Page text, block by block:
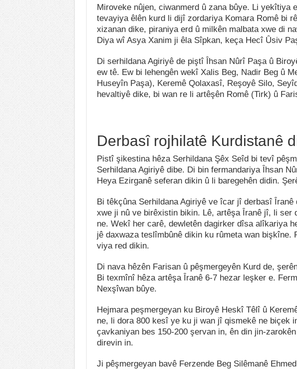
Miroveke nûjen, ciwanmerd û zana bûye. Li yekîtiya
tevayiya êlên kurd li dijî zordariya Komara Romê bi
xizanan dike, piraniya erd û milkên malbata xwe di
Diya wî Asya Xanim ji êla Sîpkan, keça Hecî Ûsiv
Di serhildana Agiriyê de piştî Îhsan Nûrî Paşa û
ew tê. Ew bi lehengên wekî Xalis Beg, Nadir Beg û
Huseyîn Paşa), Keremê Qolaxasî, Reşoyê Silo,
hevaltiyê dike, bi wan re li artêşên Romê (Tirk) û
Derbasî rojhilatê Kurdistanê
Pistî şikestina hêza Serhildana Şêx Seîd bi tevî
Serhildana Agiriyê dibe. Di bin fermandariya Îhsan
Heya Ezirganê seferan dikin û li baregehên didin.
Bi têkçûna Serhildana Agiriyê ve îcar jî derbasî
xwe ji nû ve birêxistin bikin. Lê, artêşa Îranê jî, li ser
ne. Wekî her carê, dewletên dagirker dîsa alîkariya
jê daxwaza teslîmbûnê dikin ku rûmeta wan bişkîne.
viya red dikin.
Di nava hêzên Farisan û pêşmergeyên Kurd de,
Bi texmînî hêza artêşa Îranê 6-7 hezar leşker e.
Nexşîwan bûye.
Hejmara peşmergeyan ku Biroyê Heskî Têlî û
ne, li dora 800 kesî ye ku ji wan jî qismekê ne biçek
çavkaniyan bes 150-200 şervan in, ên din jin-
direvin in.
Ji pêşmergeyan bavê Ferzende Beg Silêmanê